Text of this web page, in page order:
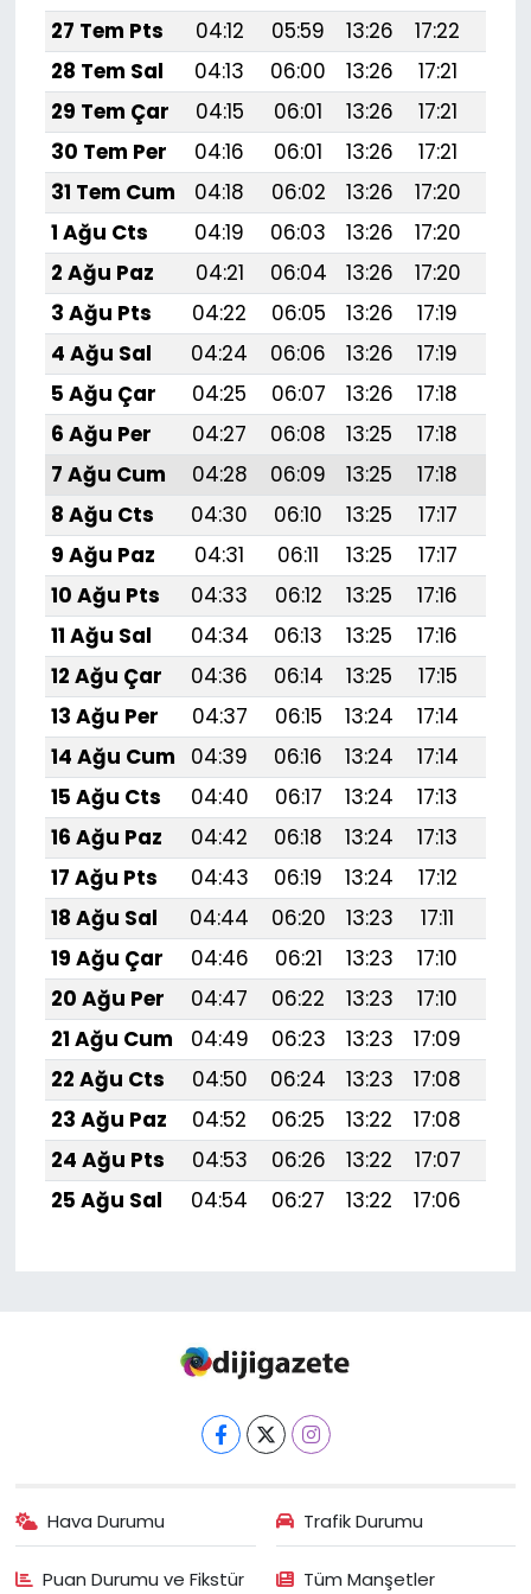
27 Tem Pts
04:12 05:59 13:26 17:22
28 Tem Sal
04:13 06:00 13:26 17:21
29 Tem Çar
04:15 06:01 13:26 17:21
30 Tem Per
04:16 06:01 13:26 17:21
31 Tem Cum
04:18 06:02 13:26 17:20
1 Ağu Cts
04:19 06:03 13:26 17:20
2 Ağu Paz
04:21 06:04 13:26 17:20
3 Ağu Pts
04:22 06:05 13:26 17:19
4 Ağu Sal
04:24 06:06 13:26 17:19
5 Ağu Çar
04:25 06:07 13:26 17:18
6 Ağu Per
04:27 06:08 13:25 17:18
7 Ağu Cum
04:28 06:09 13:25 17:18
8 Ağu Cts
04:30 06:10 13:25 17:17
9 Ağu Paz
04:31 06:11 13:25 17:17
10 Ağu Pts
04:33 06:12 13:25 17:16
11 Ağu Sal
04:34 06:13 13:25 17:16
12 Ağu Çar
04:36 06:14 13:25 17:15
13 Ağu Per
04:37 06:15 13:24 17:14
14 Ağu Cum
04:39 06:16 13:24 17:14
15 Ağu Cts
04:40 06:17 13:24 17:13
16 Ağu Paz
04:42 06:18 13:24 17:13
17 Ağu Pts
04:43 06:19 13:24 17:12
18 Ağu Sal
04:44 06:20 13:23 17:11
19 Ağu Çar
04:46 06:21 13:23 17:10
20 Ağu Per
04:47 06:22 13:23 17:10
21 Ağu Cum
04:49 06:23 13:23 17:09
22 Ağu Cts
04:50 06:24 13:23 17:08
23 Ağu Paz
04:52 06:25 13:22 17:08
24 Ağu Pts
04:53 06:26 13:22 17:07
25 Ağu Sal
04:54 06:27 13:22 17:06
Hava Durumu Trafik Durumu
Puan Durumu ve Fikstür Tüm Manşetler